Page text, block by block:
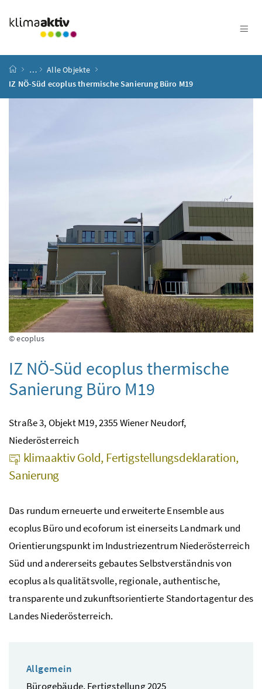
Startseite
…
Alle Objekte
IZ NÖ-Süd ecoplus thermische Sanierung Büro M19
© ecoplus
IZ NÖ-Süd ecoplus thermische
Sanierung Büro M19
Straße 3, Objekt M19, 2355 Wiener Neudorf,
Niederösterreich
klimaaktiv Gold, Fertigstellungsdeklaration,
Sanierung
Das rundum erneuerte und erweiterte Ensemble aus
ecoplus Büro und ecoforum ist einerseits Landmark und
Orientierungspunkt im Industriezentrum Niederösterreich
Süd und andererseits gebautes Selbstverständnis von
ecoplus als qualitätsvolle, regionale, authentische,
transparente und zukunftsorientierte Standortagentur des
Landes Niederösterreich.
Allgemein
Bürogebäude, Fertigstellung 2025